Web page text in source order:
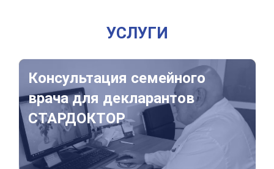
УСЛУГИ
Консультация семейного врача для декларантов
Консультация семейного
врача для декларантов
СТАРДОКТОР